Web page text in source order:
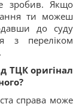
зробив. Якщо
ти можеш
до суду
з переліком
ТЦК оригінал
справа може